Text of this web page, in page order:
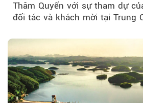
Thâm Quyến với sự tham dự
đối tác và khách mời tại Trung